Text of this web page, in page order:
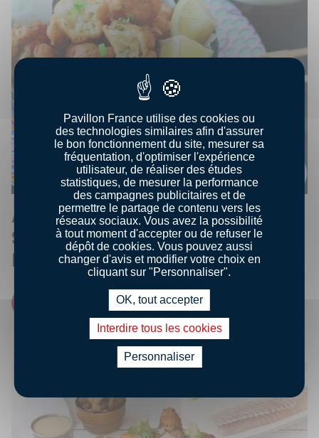
ACCRAS DE CONGRE ET SA
SALADE CROQUANTE DE
PRINTEMPS
Pavillon France utilise des cookies ou
des technologies similaires afin d'assurer
le bon fonctionnement du site, mesurer sa
fréquentation, d'optimiser l'expérience
utilisateur, de réaliser des études
statistiques, de mesurer la performance
des campagnes publicitaires et de
permettre le partage de contenu vers les
réseaux sociaux. Vous avez la possibilité
à tout moment d'accepter ou de refuser le
dépôt de cookies. Vous pouvez aussi
changer d'avis et modifier votre choix en
cliquant sur "Personnaliser".
OK, tout accepter
Interdire tous les cookies
Personnaliser